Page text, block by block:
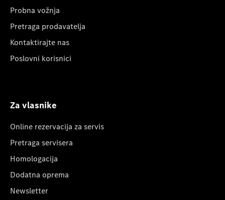
Probna vožnja
Pretraga prodavatelja
Kontaktirajte nas
Poslovni korisnici
Za vlasnike
Online rezervacija za servis
Pretraga servisera
Homologacija
Dodatna oprema
Newsletter